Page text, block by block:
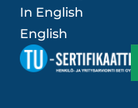
In English
English